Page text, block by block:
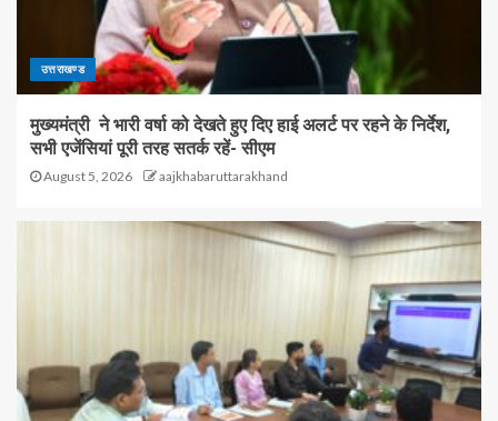
उत्तराखण्ड
मुख्यमंत्री ने भारी वर्षा को देखते हुए दिए हाई अलर्ट पर रहने के निर्देश,
सभी एजेंसियां पूरी तरह सतर्क रहें- सीएम
August 5, 2026 aajkhabaruttarakhand